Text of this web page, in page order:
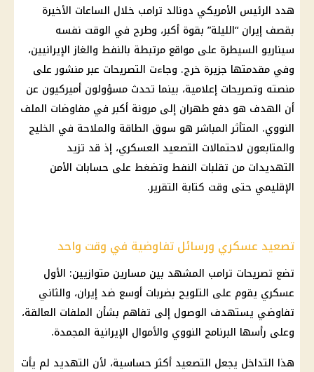
هدد الرئيس الأمريكي دونالد ترامب خلال الساعات الأخيرة
بقصف إيران“الليلة” بقوة أكبر، وطرح في الوقت نفسه
سيناريو السيطرة على مواقع مرتبطة بالنفط والغاز الإيرانيين،
وفي مقدمتها جزيرة خرج. وجاءت التصريحات عبر منشور على
منصته وتصريحات إعلامية، بينما تحدث مسؤولون أميركيون عن
أن الهدف هو دفعطهران إلى مرونة أكبر في مفاوضات الملف
النووي. المتأثر المباشر هو سوق الطاقة والملاحة في الخليج
والمتابعون لاحتمالات التصعيد العسكري، إذ قد تزيد
التهديدات من تقلبات النفط وتضغط على حسابات الأمن
الإقليمي حتى وقت كتابة التقرير.
تصعيد عسكري ورسائل تفاوضية في وقت واحد
تضع تصريحات ترامب المشهد بين مسارين متوازيين: الأول
عسكري يقوم على التلويح بضربات أوسع ضد إيران، والثاني
تفاوضي يستهدف الوصول إلى تفاهم بشأن الملفات العالقة،
وعلى رأسها البرنامج النووي والأموال الإيرانية المجمدة.
هذا التداخل يجعل التصعيد أكثر حساسية، لأن التهديد لم يأت